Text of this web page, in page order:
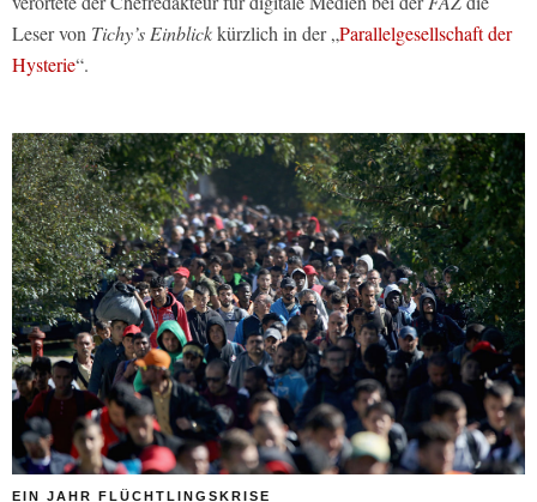
Leser von Tichy’s Einblickkürzlich in der „Parallelgesellschaft der
Hysterie“.
EIN JAHR FLÜCHTLINGSKRISE